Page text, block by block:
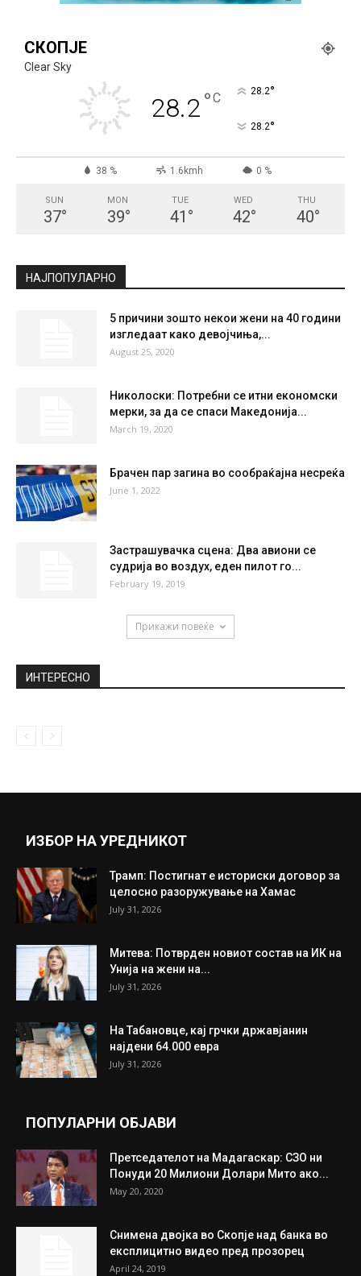
СКОПЈЕ
Clear Sky
28.2°C 28.2°
28.2°
38 % 1.6kmh 0 %
SUN
37°
MON
39°
TUE
41 °
WED
42°
THU
40°
НАЈПОПУЛАРНО
5 причини зошто некои жени на 40 години
изгледаат како девојчиња,...
August 25, 2020
Николоски: Потребни се итни економски
мерки, за да се спаси Македонија...
March 19, 2020
Брачен пар загина во сообраќајна несреќа
June 1, 2022
Застрашувачка сцена: Два авиони се
судрија во воздух, еден пилот го...
February 19, 2019
Прикажи повеќе
ИНТЕРЕСНО
ИЗБОР НА УРЕДНИКОТ
Трамп: Постигнат е историски договор за
целосно разоружување на Хамас
July 31, 2026
Митева: Потврден новиот состав на ИК на
Унија на жени на...
July 31, 2026
На Табановце, кај грчки државјанин
најдени 64.000 евра
July 31, 2026
ПОПУЛАРНИ ОБЈАВИ
Претседателот на Мадагаскар: СЗО ни
Понуди 20 Милиони Долари Мито ако...
May 20, 2020
Снимена двојка во Скопје над банка во
експлицитно видео пред прозорец
April 24, 2019